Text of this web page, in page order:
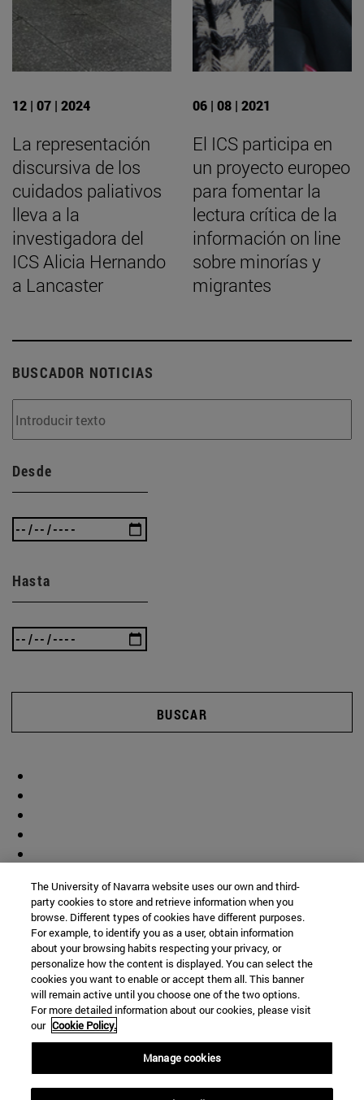
12 | 07 | 2024
La representación
discursiva de los
cuidados paliativos
lleva a la
investigadora del
ICS Alicia Hernando
a Lancaster
06 | 08 | 2021
El ICS participa en
un proyecto europeo
para fomentar la
lectura crítica de la
información on line
sobre minorías y
migrantes
BUSCADOR NOTICIAS
Desde
Hasta
BUSCAR
The University of Navarra website uses our own and third-
party cookies to store and retrieve information when you
browse. Different types of cookies have different purposes.
For example, to identify you as a user, obtain information
about your browsing habits respecting your privacy, or
personalize how the content is displayed. You can select the
cookies you want to enable or accept them all. This banner
will remain active until you choose one of the two options.
For more detailed information about our cookies, please visit
our Cookie Policy.
Manage cookies